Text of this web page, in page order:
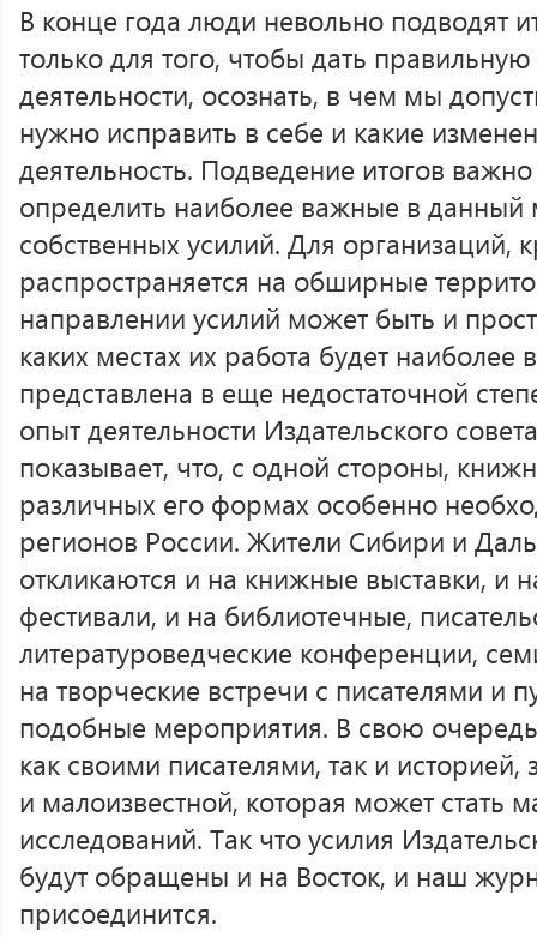
В конце года люди невольно подводят
только для того, чтобы дать
деятельности, осознать, в чем мы
нужно исправить в себе и какие
деятельность. Подведение итогов
определить наиболее важные в данный
собственных усилий. Для организаций,
распространяется на обширные
направлении усилий может быть и
каких местах их работа будет наиболее
представлена в еще недостаточной
опыт деятельности Издательского
показывает, что, с одной стороны,
различных его формах особенно
регионов России. Жители Сибири и
откликаются и на книжные выставки, и
фестивали, и на библиотечные,
литературоведческие конференции,
на творческие встречи с писателями и
подобные мероприятия. В свою
как своими писателями, так и
и малоизвестной, которая может стать
исследований. Так что усилия
будут обращены и на Восток, и наш
присоединится.